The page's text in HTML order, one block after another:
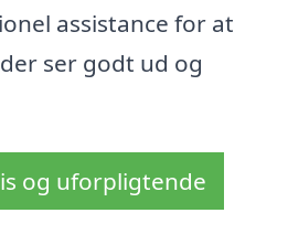
assistance for at
ser godt ud og
og uforpligtende